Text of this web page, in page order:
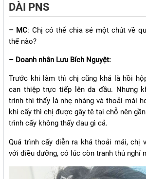
DÀI PNS
– MC: Chị có thể chia sẻ một chút về
thế nào?
– Doanh nhân Lưu Bích Nguyệt:
Trước khi làm thì chị cũng khá là hồi
can thiệp trực tiếp lên da đầu. Nhưng
trình thì thấy là nhẹ nhàng và thoải mái
khi cấy thì chị được gây tê tại chỗ nên
trình cấy không thấy đau gì cả.
Quá trình cấy diễn ra khá thoải mái, chị
với điều dưỡng, có lúc còn tranh thủ nghỉ